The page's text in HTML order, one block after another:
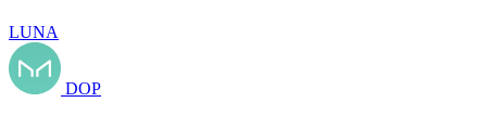
LUNA
DOP